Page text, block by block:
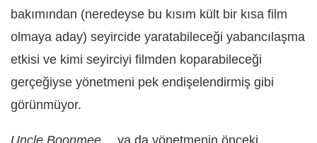
bakımından (neredeyse bu kısım kült bir kısa film
olmaya aday) seyircide yaratabileceği yabancılaşma
etkisi ve kimi seyirciyi filmden koparabileceği
gerçeğiyse yönetmeni pek endişelendirmiş gibi
görünmüyor.
Uncle Boonmee… ya da yönetmenin önceki